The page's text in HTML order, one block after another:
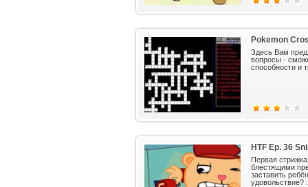
Pokemon
Здесь Вам
вопросы -
способности и
HTF Ep. 36
Первая
блестящими
заставить
удовольствие?